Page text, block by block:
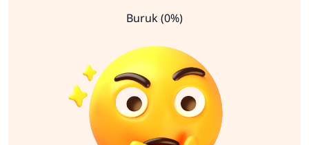
Buruk (0%)